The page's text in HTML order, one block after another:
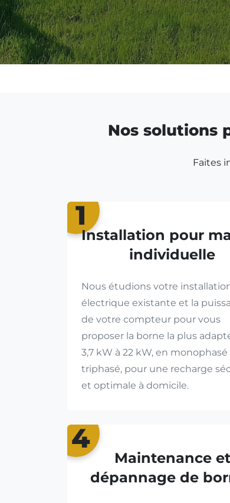
Nos solutions
Faites
1
Installation pour
individuelle
Nous étudions votre
électrique existante et la
de votre compteur pour vous
proposer la borne la plus
3,7 kW à 22 kW, en monophasé
triphasé, pour une recharge
et optimale à domicile.
4
Maintenance et
dépannage de